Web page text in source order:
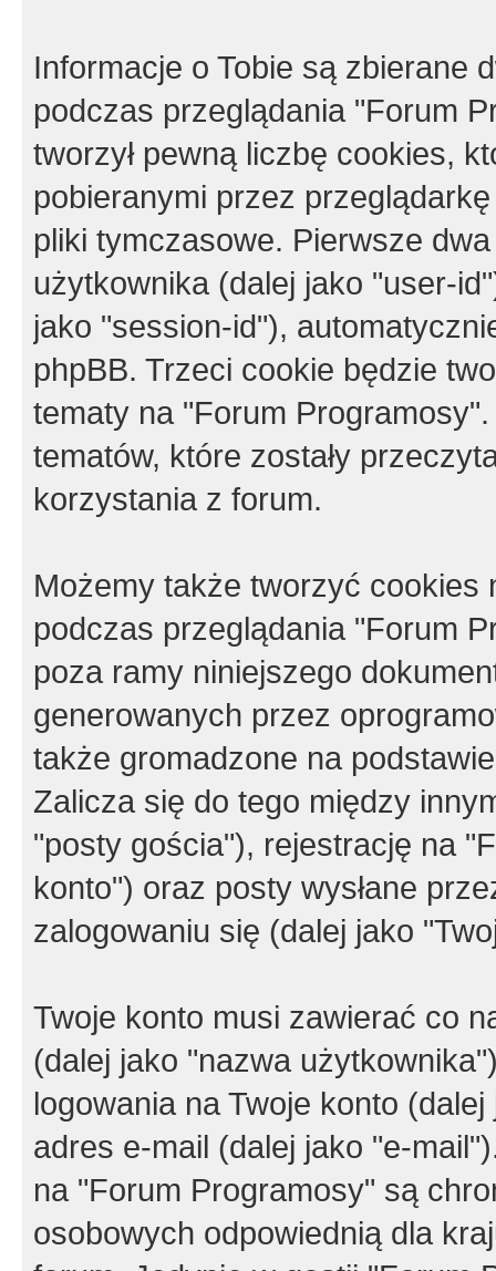
Informacje o Tobie są zbierane
podczas przeglądania "Forum
tworzył pewną liczbę cookies,
pobieranymi przez
pliki tymczasowe. Pierwsze
użytkownika (dalej jako "user-
jako "session-id"),
phpBB. Trzeci cookie będzie
tematy na "Forum
tematów, które zostały
korzystania z forum.
Możemy także tworzyć cookies
podczas przeglądania "Forum
poza ramy niniejszego
generowanych przez
także gromadzone na
Zalicza się do tego między
"posty gościa"), rejestrację na
konto") oraz posty wysłane
zalogowaniu się (dalej jako
Twoje konto musi zawierać co
(dalej jako "nazwa
logowania na Twoje konto
adres e-mail (dalej jako "e-
na "Forum Programosy" są
osobowych odpowiednią dla